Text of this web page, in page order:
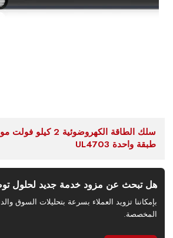
سلك الطاقة
طبقة واحدة UL4703
هل تبحث عن مزود خدمة جديد لحلول
بإمكاننا تزويد العملاء بسرعة بتحليلات السوق
المخصصة.